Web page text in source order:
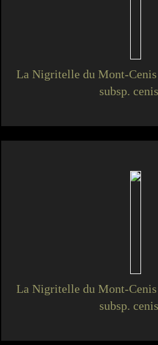
La Nigritelle du Mont-
subsp.
La Nigritelle du Mont-
subsp.